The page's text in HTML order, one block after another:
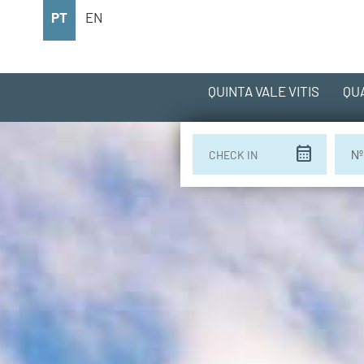
PT EN
QUINTA VALE VITIS
calendar_month